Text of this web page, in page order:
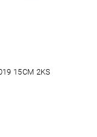
15CM 2KS